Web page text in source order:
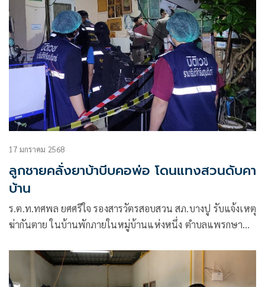
17 มกราคม 2568
ลูกชายคลั่งยาบ้าบีบคอพ่อ โดนแทงสวนดับคา
บ้าน
ร.ต.ท.ทศพล ยศศรีใจ รองสารวัตรสอบสวน สภ.บางปู รับแจ้งเหตุ
ฆ่ากันตาย ในบ้านพักภายในหมู่บ้านแห่งหนึ่ง ตำบลแพรกษา